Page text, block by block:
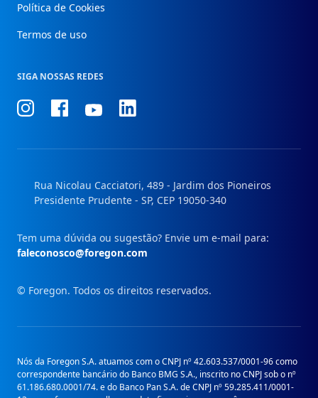
Política de Cookies
Termos de uso
SIGA NOSSAS REDES
ConheçaConheçaConheçaConheça
Rua Nicolau Cacciatori, 489 - Jardim dos Pioneiros
Presidente Prudente - SP, CEP 19050-340
Tem uma dúvida ou sugestão? Envie um e-mail para:
faleconosco@foregon.com
© Foregon. Todos os direitos reservados.
Nós da Foregon S.A. atuamos com o CNPJ nº 42.603.537/0001-96 como
correspondente bancário do Banco BMG S.A., inscrito no CNPJ sob o nº
61.186.680.0001/74. e do Banco Pan S.A. de CNPJ nº 59.285.411/0001-